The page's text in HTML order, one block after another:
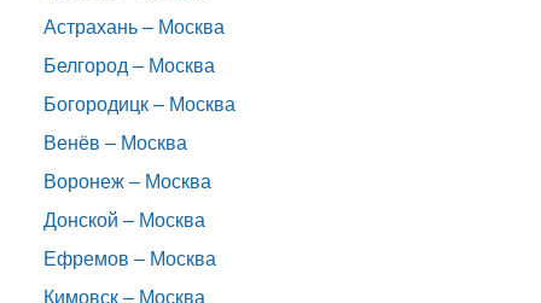
Астрахань – Москва
Белгород – Москва
Богородицк – Москва
Венёв – Москва
Воронеж – Москва
Донской – Москва
Ефремов – Москва
Кимовск – Москва